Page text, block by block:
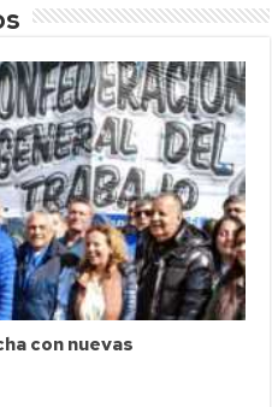
con nuevas